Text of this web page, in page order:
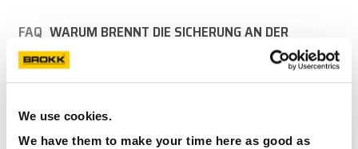
We use cookies.
We have them to make your time here as good as
FAQ WARUM BRENNT DIE SICHERUNG AN DER
STECKDOSE DURCH?
Überprüfen Sie, ob die Versorgungsspannung und die
richtige Länge und den richtigen Durchmesser hat. Benutzen
Sie Ihr Brokk-Handbuch zur Orientierungshilfe.